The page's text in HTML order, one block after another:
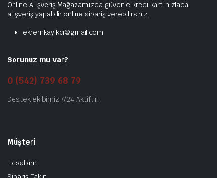
Online Alışveriş Mağazamızda güvenle kredi kartınızlada
alışveriş yapabilir online sipariş verebilirsiniz.
ekremkayikci@gmail.com
Sorunuz mu var?
0 (542) 739 68 79
Destek ekibimiz 7/24 Aktiftir.
Müşteri
Hesabım